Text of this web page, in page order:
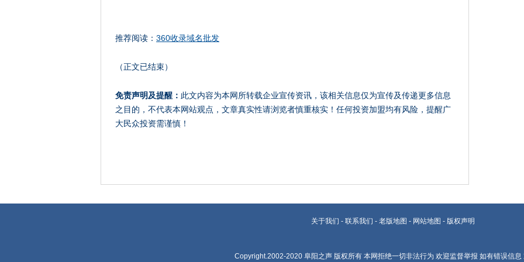
推荐阅读： 360收录域名批发
（正文已结束）
免责声明及提醒： 此文内容为本网所转载企业宣传资讯，该相关信息仅为宣传及传递更多信息
之目的，不代表本网站观点，文章真实性请浏览者慎重核实！任何投资加盟均有风险，提醒广
大民众投资需谨慎！
关于我们 - 联系我们 - 老版地图 - 网站地图 - 版权声明
Copyright.2002-2020 阜阳之声 版权所有 本网拒绝一切非法行为 欢迎监督举报 如有错误信息